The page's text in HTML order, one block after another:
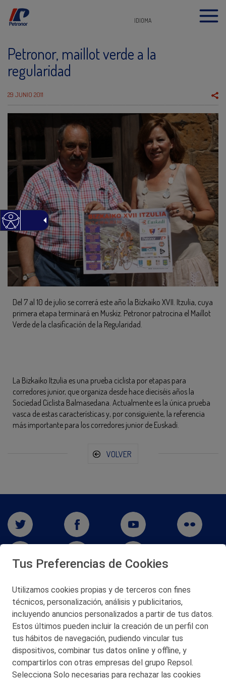
IDIOMA
Petronor, maillot verde a la
regularidad
29 JUNIO 2011
Del 7 al 10 de julio se correrá este año la Bizkaiko XVII. Itzulia, cuya
primera etapa terminará en Muskiz. Petronor patrocina el Maillot
Verde de la clasificación de la Regularidad.
La Bizkaiko Itzulia es una prueba ciclista por etapas para
corredores junior, que organiza desde hace dieciséis años la
Sociedad Ciclista Balmasedana. Actualmente es la única prueba
vasca de estas características y, por consiguiente, la referencia
más importante para los corredores junior de Euskadi.
VOLVER
San Martín 5-Edificio Muñatones,
48550 Muskiz (Bizkaia)
Telf. 946 357 000
© 2026 Petronor S.A.
Tus Preferencias de Cookies
Utilizamos cookies propias y de terceros con fines
técnicos, personalización, análisis y publicitarios,
incluyendo anuncios personalizados a partir de tus datos.
Estos últimos pueden incluir la creación de un perfil con
tus hábitos de navegación, pudiendo vincular tus
dispositivos, combinar tus datos online y offline, y
compartirlos con otras empresas del grupo Repsol.
Selecciona Solo necesarias para rechazar las cookies